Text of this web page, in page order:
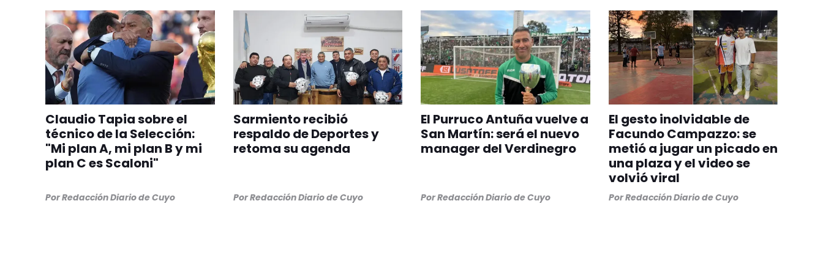
Claudio Tapia sobre el
técnico de la Selección:
"Mi plan A, mi plan B y mi
plan C es Scaloni"
PorRedacción Diario de Cuyo
Sarmiento recibió
respaldo de Deportes y
retoma su agenda
PorRedacción Diario de Cuyo
El Purruco Antuña vuelve a
San Martín: será el nuevo
manager del Verdinegro
PorRedacción Diario de Cuyo
El gesto inolvidable de
Facundo Campazzo: se
metió a jugar un picado en
una plaza y el video se
volvió viral
PorRedacción Diario de Cuyo